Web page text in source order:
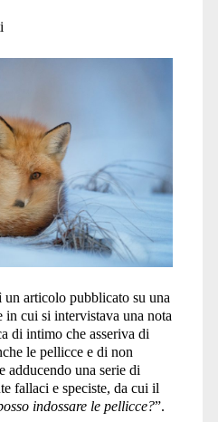
articolo pubblicato su una
in cui si intervistava una nota
di intimo che asseriva di
le pellicce e di non
adducendo una serie di
fallaci e speciste, da cui il
indossare le pellicce?”.